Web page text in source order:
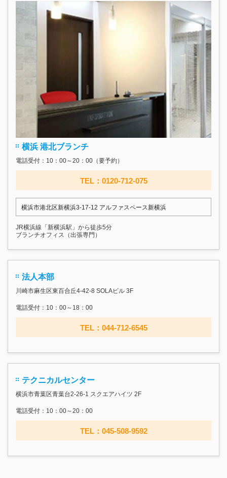
横浜 港北ブランチ
電話受付：10：00～20：00（要予約）
TEL：0120-712-075
横浜市港北区新横浜3-17‐12 アルファスペース新横浜
JR横浜線「新横浜駅」から徒歩5分
ブランチオフィス（出張専門）
法人本部
川崎市麻生区東百合丘4-42-8 SOLAビル 3F
電話受付：10：00～18：00
TEL：044-712-6545
テクニカルセンター
横浜市青葉区青葉台2-26-1 スクエアハイツ 2F
電話受付：10：00～20：00
TEL：045-508-9592